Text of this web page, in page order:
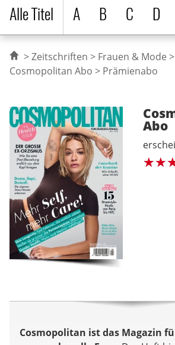
Alle Titel
A B C D
Zeitschriften
Frauen & Mode
Cosmopolitan Abo
Prämienabo
Abo
Cosmopolitan ist das Magazin